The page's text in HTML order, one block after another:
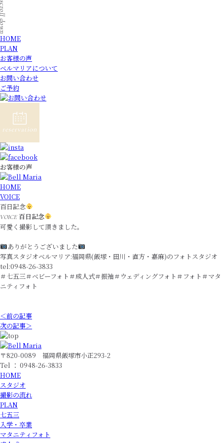
HOME
PLAN
お客様の声
ベルマリアについて
お問い合わせ
ご予約
お客様の声
HOME
VOICE
百日記念
VOICE百日記念
可愛く撮影して頂きました。
ありがとうございました
写真スタジオベルマリア:福岡県(飯塚・田川・直方・嘉麻)のフォトスタジオ
tel:0948-26-3833
＃七五三＃ベビーフォト＃成人式＃振袖＃ウェディングフォト＃フォト＃マタ
ニティフォト
＜前の記事
次の記事＞
〒820-0089 福岡県飯塚市小正293-2
Tel ： 0948-26-3833
HOME
スタジオ
撮影の流れ
PLAN
七五三
入学・卒業
マタニティフォト